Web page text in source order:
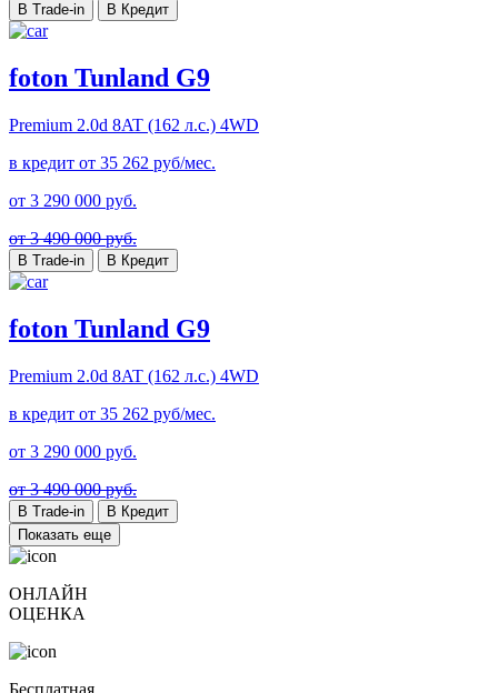
В Trade-in В Кредит
foton Tunland G9
Premium 2.0d 8AT (162 л.с.) 4WD
в кредит от 35 262 руб/мес.
от 3 290 000 руб.
от 3 490 000 руб.
В Trade-in В Кредит
foton Tunland G9
Premium 2.0d 8AT (162 л.с.) 4WD
в кредит от 35 262 руб/мес.
от 3 290 000 руб.
от 3 490 000 руб.
В Trade-in
В Кредит
Показать еще
ОНЛАЙН
ОЦЕНКА
Бесплатная